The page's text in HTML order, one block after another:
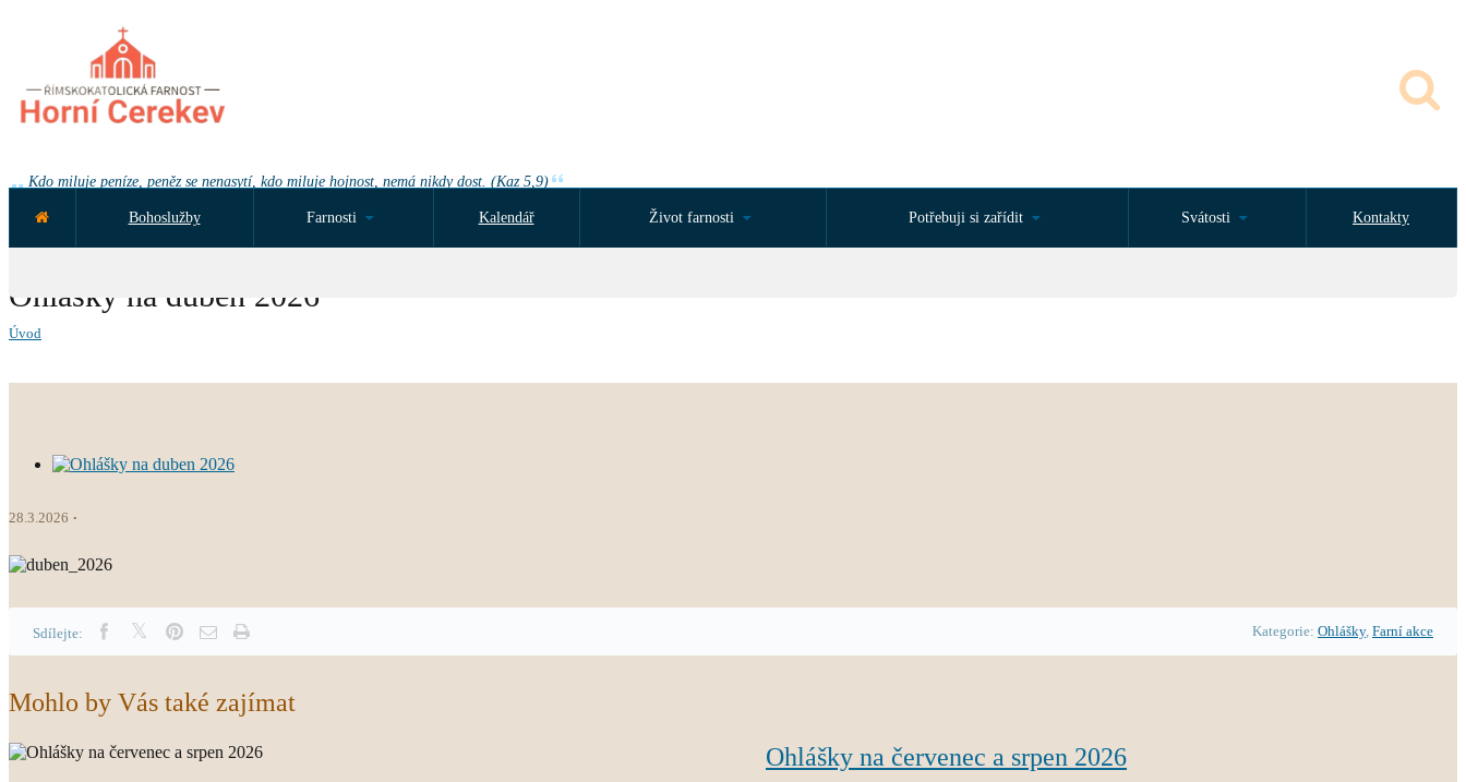
Kdo miluje peníze, peněz se nenasytí, kdo miluje hojnost, nemá nikdy dost. (Kaz 5,9)
NEJBLIŽŠÍ UDÁLOST ZA:
Bohoslužby Farnosti Kalendář Život farnosti Potřebuji si zařídit Svátosti Kontakty
Ohlášky na duben 2026
Úvod
28.3.2026
Sdílejte: Kategorie: Ohlášky, Farní akce
Mohlo by Vás také zajímat
Ohlášky na červenec a srpen 2026